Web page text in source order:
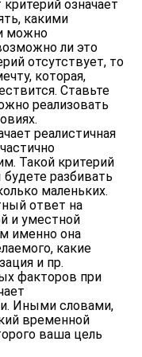
критерий означает
какими
можно
ли это
отсутствует, то
которая,
Ставьте
реализовать
реалистичная
Такой критерий
разбивать
маленьких.
ответ на
и уместной
именно она
какие
и пр.
факторов при
Иными словами,
временной
ваша цель